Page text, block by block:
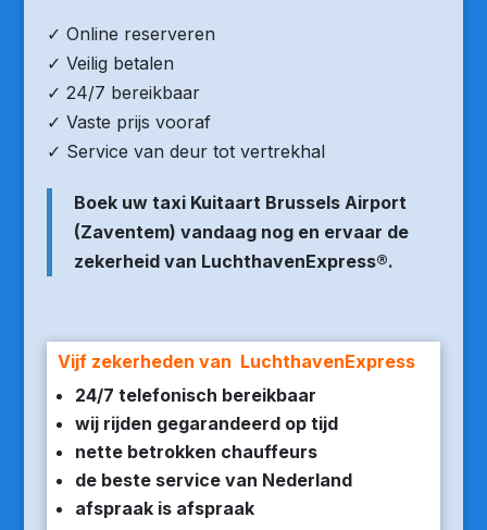
✓ Online reserveren
✓ Veilig betalen
✓ 24/7 bereikbaar
✓ Vaste prijs vooraf
✓ Service van deur tot vertrekhal
Boek uw taxi Kuitaart Brussels Airport
(Zaventem) vandaag nog en ervaar de
zekerheid van LuchthavenExpress®.
Vijf zekerheden van LuchthavenExpress
24/7 telefonisch bereikbaar
wij rijden gegarandeerd op tijd
nette betrokken chauffeurs
de beste service van Nederland
afspraak is afspraak